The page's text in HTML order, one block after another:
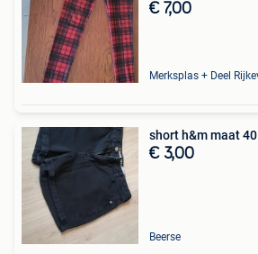
€ 7,00
Merksplas + Deel
short h&m maat 40
€ 3,00
Beerse